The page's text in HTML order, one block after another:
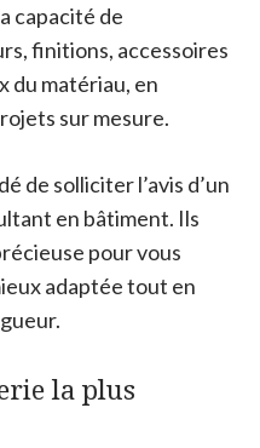
capacité de
finitions, accessoires
du matériau, en
sur mesure.
de solliciter l’avis d’un
en bâtiment. Ils
pour vous
adaptée tout en
la plus